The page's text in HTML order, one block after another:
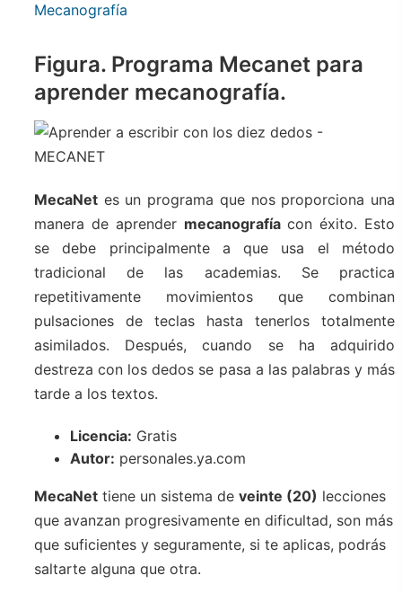
Mecanografía
Figura. Programa Mecanet para
aprender mecanografía.
MecaNet es un programa que nos proporciona una
manera de aprender mecanografíacon éxito. Esto
se debe principalmente a que usa el método
tradicional de las academias. Se practica
repetitivamente movimientos que combinan
pulsaciones de teclas hasta tenerlos totalmente
asimilados. Después, cuando se ha adquirido
destreza con los dedos se pasa a las palabras y más
tarde a los textos.
Licencia: Gratis
Autor: personales.ya.com
MecaNet tiene un sistema de veinte (20) lecciones
que avanzan progresivamente en dificultad, son más
que suficientes y seguramente, si te aplicas, podrás
saltarte alguna que otra.